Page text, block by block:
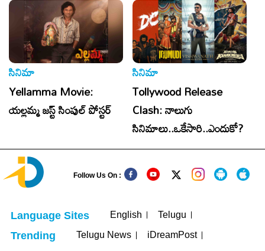
సినిమా
Yellamma Movie:
యల్లమ్మ జస్ట్ సింపుల్ పోస్టర్
సినిమా
Tollywood Release
Clash: నాలుగు
సినిమాలు..ఒకేసారి..ఎందుకో?
Follow Us On :
Language Sites English Telugu
Trending Telugu News
iDreamPost